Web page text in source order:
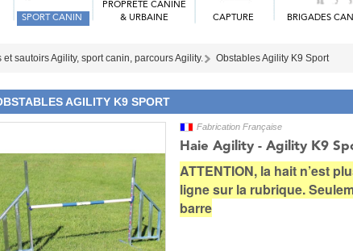
SPORT CANIN
PROPRETÉ CANINE
& URBAINE
CAPTURE BRIGADES
et sautoirs Agility, sport canin, parcours Agility. Obstables Agility K9 Sport
AGILITY K9 SPORT
Fabrication Française
Haie Agility - Agility K9
ATTENTION, la hait n’est
ligne sur la rubrique.
barre